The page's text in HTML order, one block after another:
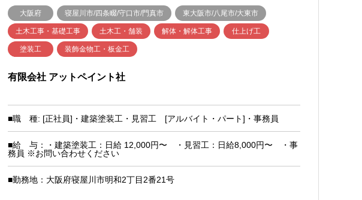
大阪府 寝屋川市/四条畷/守口市/門真市 東大阪市/八尾市/大東市
土木工事・基礎工事 土木工・舗装 解体・解体工事 仕上げ工
塗装工 装飾金物工・板金工
有限会社 アットペイント社
■職 種: [正社員]・建築塗装工・見習工 [アルバイト・パート]・事務員
■給 与：・建築塗装工：日給 12,000円〜 ・見習工：日給8,000円〜 ・事
務員 ※お問い合わせください
■勤務地：大阪府寝屋川市明和2丁目2番21号